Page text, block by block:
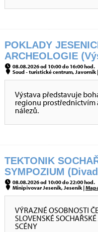
POKLADY
ARCHEOLOGIE
08.08.2026 od 10:00 do 16:00 hod.
Soud - turistické centrum, Javorník |
Výstava představuje
regionu prostřednictvím
nálezů.
TEKTONIK
SYMPOZIUM
08.08.2026 od 10:00 do 22:00 hod.
Minipivovar Jeseník, Jeseník |
VÝRAZNÉ OSOBNOSTI
SLOVENSKÉ
SCÉNY